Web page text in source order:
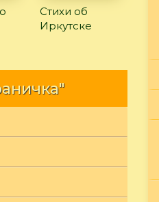
Стихи об
Иркутске